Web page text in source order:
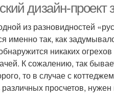
дизайн-проект
из разновидностей
именно так, как
никаких
К сожалению, так
то в случае с
просчетов,